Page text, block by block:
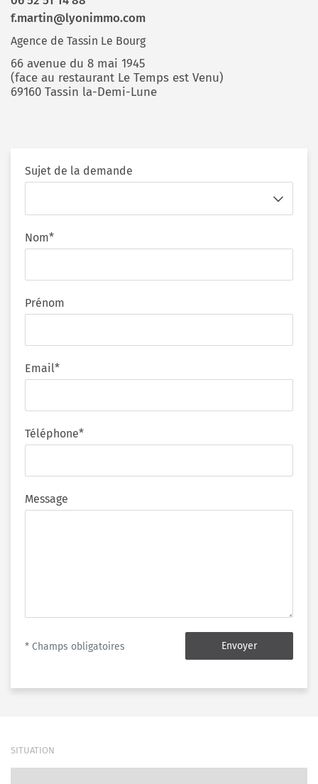
f.martin@lyonimmo.com
Agence de Tassin Le Bourg
66 avenue du 8 mai 1945
(face au restaurant Le Temps est Venu)
69160 Tassin la-Demi-Lune
Sujet de la demande
Nom*
Prénom
Email*
Téléphone*
Message
* Champs obligatoires Envoyer
SITUATION